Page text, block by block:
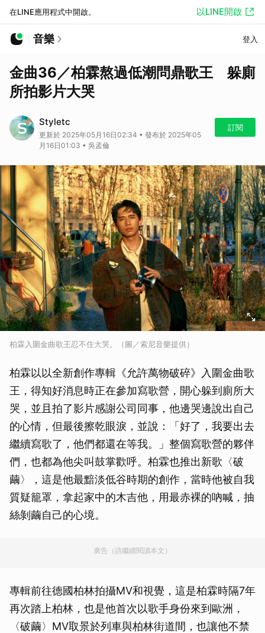
在LINE應用程式中開啟。 以LINE開啟
音樂 登入
金曲36／柏霖熬過低潮問鼎歌王 躲廁
所拍影片大哭
Styletc
更新於 2025年05月16日02:34 • 發布於 2025年05
月16日01:03 • 吳孟倫
訂閱
柏霖入圍金曲歌王忍不住大哭。（圖／索尼音樂提供）
柏霖以以全新創作專輯《允許萬物破碎》入圍金曲歌
王，得知好消息時正在參加寫歌營，開心躲到廁所大
哭，並且拍了影片感謝公司同事，他邊哭邊說出自己
的心情，但最後擦乾眼淚，並說：「好了，我要出去
繼續寫歌了，他們都還在等我。」整個寫歌營的夥伴
們，也都為他尖叫鼓掌歡呼。柏霖也推出新歌〈破
繭〉，這是他最黯淡低谷時期的創作，當時他被自我
質疑籠罩，拿起家中的木吉他，用最赤裸的吶喊，抽
絲剝繭自己的心境。
廣告（請繼續閱讀本文）
專輯前往德國柏林拍攝MV和視覺，這是柏霖時隔7年
再次踏上柏林，也是他首次以歌手身份來到歐洲，
〈破繭〉MV取景於列車與柏林街道間，也讓他不禁